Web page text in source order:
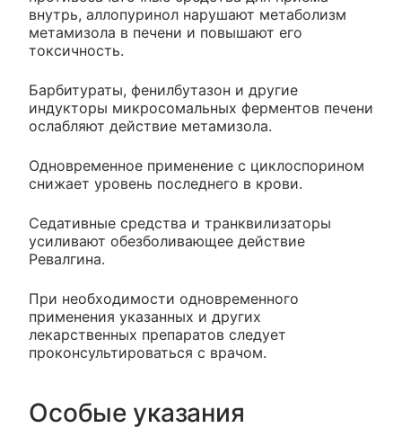
внутрь, аллопуринол нарушают метаболизм
метамизола в печени и повышают его
токсичность.
Барбитураты, фенилбутазон и другие
индукторы микросомальных ферментов печени
ослабляют действие метамизола.
Одновременное применение с циклоспорином
снижает уровень последнего в крови.
Седативные средства и транквилизаторы
усиливают обезболивающее действие
Ревалгина.
При необходимости одновременного
применения указанных и других
лекарственных препаратов следует
проконсультироваться с врачом.
Особые указания